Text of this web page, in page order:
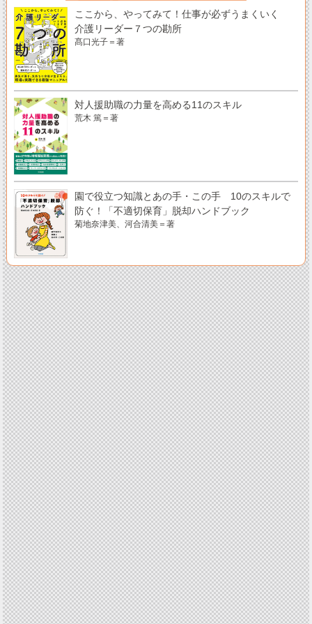
ここから、やってみて！仕事が必ずうまくいく
介護リーダー７つの勘所
髙口光子＝著
対人援助職の力量を高める11のスキル
荒木 篤＝著
園で役立つ知識とあの手・この手 10のスキルで
防ぐ！「不適切保育」脱却ハンドブック
菊地奈津美、河合清美＝著